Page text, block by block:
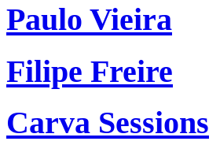
Paulo Vieira
Filipe Freire
Carva Sessions